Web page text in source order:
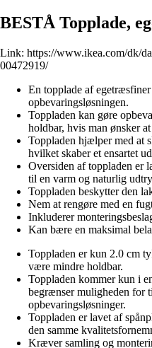
BESTÅ Topplade,
Link: https://www.ikea.com/dk/
00472919/
En topplade af
opbevaringsløsningen.
Toppladen kan gøre
holdbar, hvis man ønsker
Toppladen hjælper med at
hvilket skaber et ensartet
Oversiden af toppladen er
til en varm og naturlig
Toppladen beskytter den
Nem at rengøre med en
Inkluderer
Kan bære en maksimal
Toppladen er kun 2.0 cm
være mindre holdbar.
Toppladen kommer kun i
begrænser muligheden for
opbevaringsløsninger.
Toppladen er lavet af
den samme
Kræver samling og